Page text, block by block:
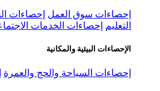
إحصاءات سوق العمل إحصاءات
التعليم
إحصاءات الخدمات
الإحصاءات البيئية والمكانية
إحصاءات السياحة والحج والعمرة